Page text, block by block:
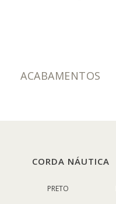
ACABAMENTOS
CORDA NÁUTICA
PRETO